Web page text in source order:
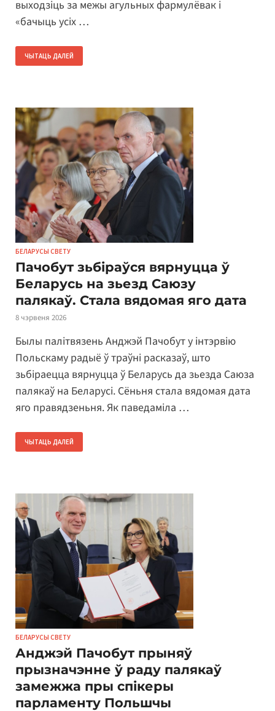
выходзіць за межы агульных фармулёвак і
«бачыць усіх …
ЧЫТАЦЬ ДАЛЕЙ
БЕЛАРУСЫ СВЕТУ
Пачобут зьбіраўся вярнуцца ў
Беларусь на зьезд Саюзу
палякаў. Стала вядомая яго дата
8 чэрвеня 2026
Былы палітвязень Анджэй Пачобут у інтэрвію
Польскаму радыё ў траўні расказаў, што
зьбіраецца вярнуцца ў Беларусь да зьезда Саюза
палякаў на Беларусі. Сёньня стала вядомая дата
яго правядзеньня. Як паведаміла …
ЧЫТАЦЬ ДАЛЕЙ
БЕЛАРУСЫ СВЕТУ
Анджэй Пачобут прыняў
прызначэнне ў раду палякаў
замежжа пры спікеры
парламенту Польшчы